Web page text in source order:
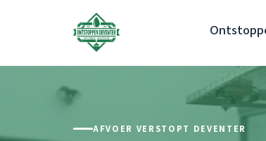
AFVOER VERSTOPT DEVENTER